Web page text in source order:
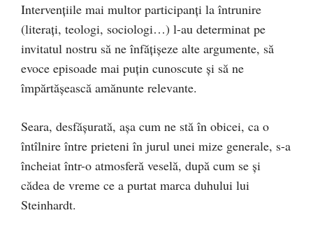
Intervenţiile mai multor participanţi la întrunire
(literaţi, teologi, sociologi…) l-au determinat pe
invitatul nostru să ne înfăţişeze alte argumente, să
evoce episoade mai puţin cunoscute şi să ne
împărtăşească amănunte relevante.
Seara, desfăşurată, aşa cum ne stă în obicei, ca o
întîlnire între prieteni în jurul unei mize generale, s-a
încheiat într-o atmosferă veselă, după cum se şi
cădea de vreme ce a purtat marca duhului lui
Steinhardt.